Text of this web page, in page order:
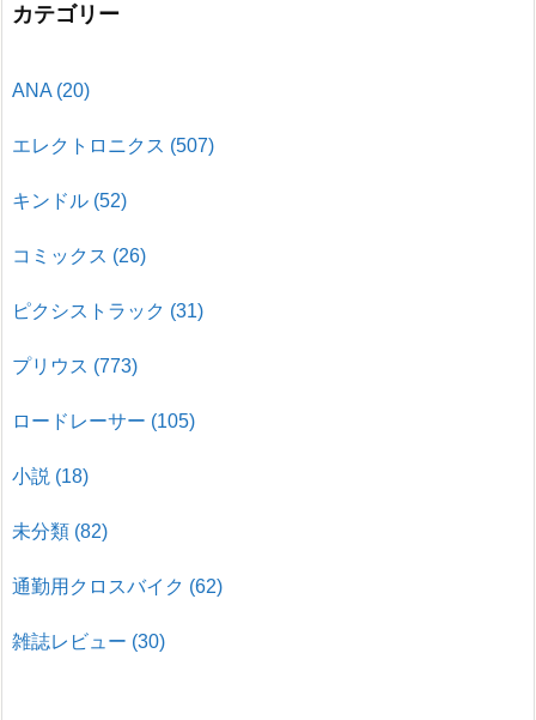
カテゴリー
ANA (20)
エレクトロニクス (507)
キンドル (52)
コミックス (26)
ピクシストラック (31)
プリウス (773)
ロードレーサー (105)
小説 (18)
未分類 (82)
通勤用クロスバイク (62)
雑誌レビュー (30)